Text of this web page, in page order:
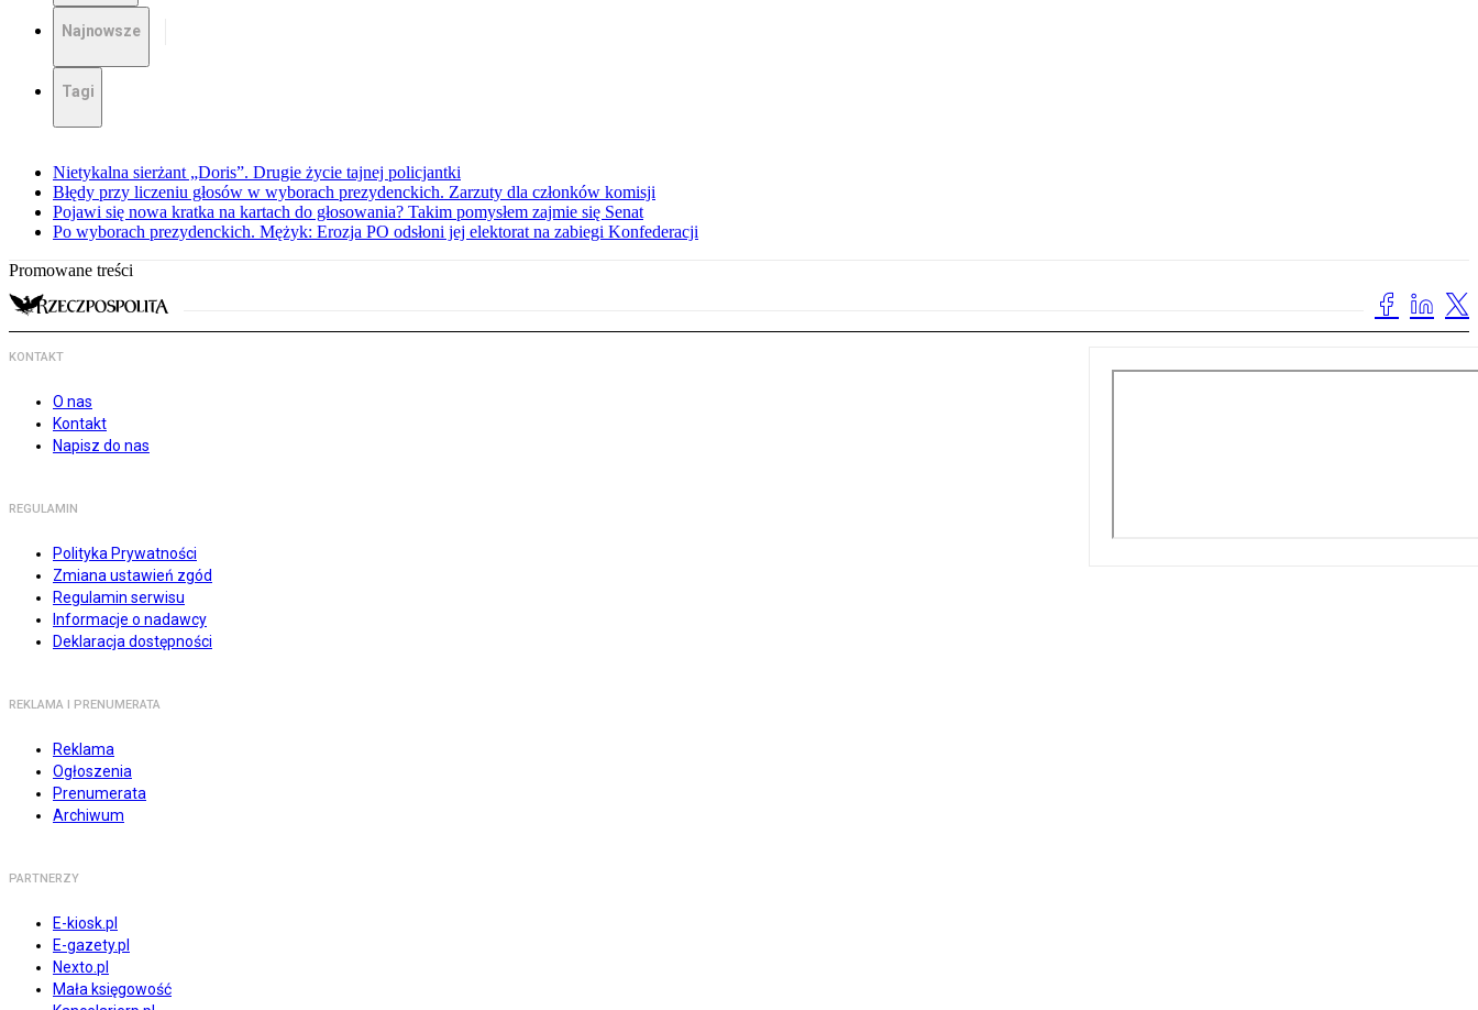
Najnowsze
Tagi
Nietykalna sierżant „Doris”. Drugie życie tajnej policjantki
Błędy przy liczeniu głosów w wyborach prezydenckich. Zarzuty dla członków komisji
Pojawi się nowa kratka na kartach do głosowania? Takim pomysłem zajmie się Senat
Po wyborach prezydenckich. Mężyk: Erozja PO odsłoni jej elektorat na zabiegi Konfederacji
Promowane treści
KONTAKT
O nas
Kontakt
Napisz do nas
REGULAMIN
Polityka Prywatności
Zmiana ustawień zgód
Regulamin serwisu
Informacje o nadawcy
Deklaracja dostępności
REKLAMA I PRENUMERATA
Reklama
Ogłoszenia
Prenumerata
Archiwum
PARTNERZY
E-kiosk.pl
E-gazety.pl
Nexto.pl
Mała księgowość